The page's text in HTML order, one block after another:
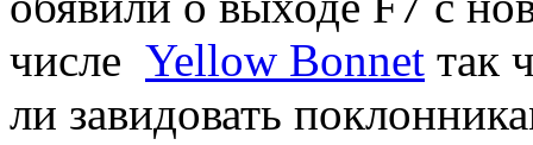
числе Yellow Bonnet так
ли завидовать